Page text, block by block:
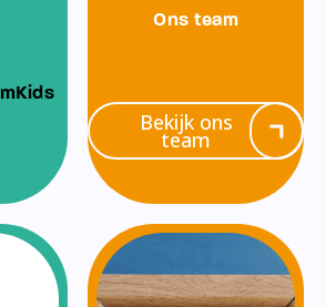
Ons team
Bekijk ons
team